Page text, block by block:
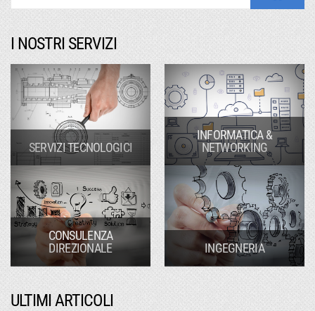
I NOSTRI SERVIZI
SERVIZI TECNOLOGICI
INFORMATICA &
NETWORKING
CONSULENZA
DIREZIONALE
INGEGNERIA
ULTIMI ARTICOLI